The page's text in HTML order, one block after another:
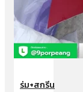
ร่ม+สกรีน